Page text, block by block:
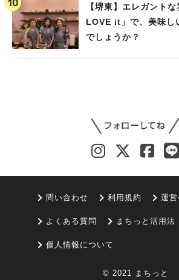
【堺東】エレガント
LOVE it」で、美味しいコーヒーはいかが
でしょうか？
問い合わせ 利用規約 運営
よくある質問 まちっと活用法
個人情報について
© 2021 まちっと